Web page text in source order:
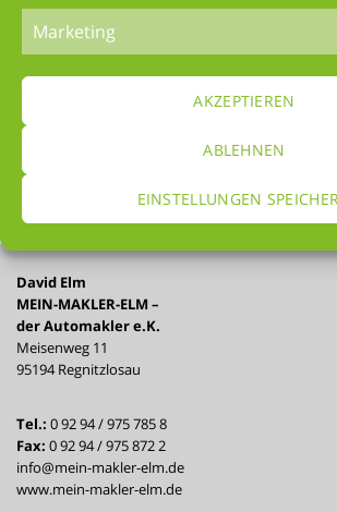
Marketing
AKZEPTIEREN
ABLEHNEN
EINSTELLUNGEN
David Elm
MEIN-MAKLER-ELM –
der Automakler e.K.
Meisenweg 11
95194 Regnitzlosau
Tel.: 0 92 94 / 975 785 8
Fax: 0 92 94 / 975 872 2
info@mein-makler-elm.de
www.mein-makler-elm.de